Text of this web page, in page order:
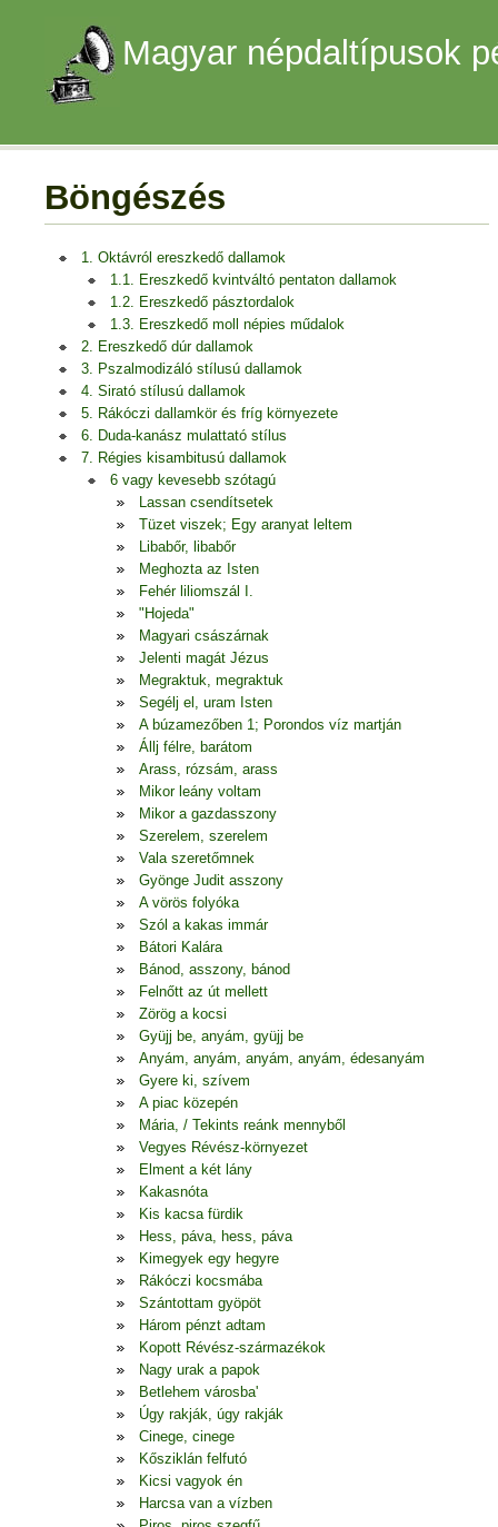
Magyar népdaltípusok
Böngészés
1. Oktávról ereszkedő dallamok
1.1. Ereszkedő kvintváltó pentaton dallamok
1.2. Ereszkedő pásztordalok
1.3. Ereszkedő moll népies műdalok
2. Ereszkedő dúr dallamok
3. Pszalmodizáló stílusú dallamok
4. Sirató stílusú dallamok
5. Rákóczi dallamkör és fríg környezete
6. Duda-kanász mulattató stílus
7. Régies kisambitusú dallamok
6 vagy kevesebb szótagú
Lassan csendítsetek
Tüzet viszek; Egy aranyat leltem
Libabőr, libabőr
Meghozta az Isten
Fehér liliomszál I.
"Hojeda"
Magyari császárnak
Jelenti magát Jézus
Megraktuk, megraktuk
Segélj el, uram Isten
A búzamezőben 1; Porondos víz martján
Állj félre, barátom
Arass, rózsám, arass
Mikor leány voltam
Mikor a gazdasszony
Szerelem, szerelem
Vala szeretőmnek
Gyönge Judit asszony
A vörös folyóka
Szól a kakas immár
Bátori Kalára
Bánod, asszony, bánod
Felnőtt az út mellett
Zörög a kocsi
Gyüjj be, anyám, gyüjj be
Anyám, anyám, anyám, anyám, édesanyám
Gyere ki, szívem
A piac közepén
Mária, / Tekints reánk mennyből
Vegyes Révész-környezet
Elment a két lány
Kakasnóta
Kis kacsa fürdik
Hess, páva, hess, páva
Kimegyek egy hegyre
Rákóczi kocsmába
Szántottam gyöpöt
Három pénzt adtam
Kopott Révész-származékok
Nagy urak a papok
Betlehem városba'
Úgy rakják, úgy rakják
Cinege, cinege
Kősziklán felfutó
Kicsi vagyok én
Harcsa van a vízben